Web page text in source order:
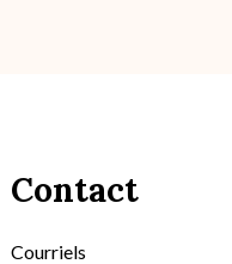
Contact
Courriels